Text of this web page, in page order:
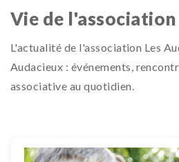
Vie de l'association
L'actualité de l'association Les
Audacieux : événements,
associative au quotidien.